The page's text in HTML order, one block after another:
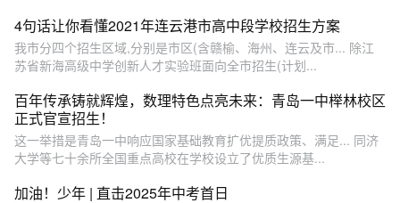
4句话让你看懂2021年连云港市高中段学校招生方案
我市分四个招生区域,分别是市区(含赣榆、海州、连云及市... 除江
苏省新海高级中学创新人才实验班面向全市招生(计划...
​百年传承铸就辉煌，数理特色点亮未来：青岛一中榉林校区
正式官宣招生！
这一举措是青岛一中响应国家基础教育扩优提质政策、满足... 同济
大学等七十余所全国重点高校在学校设立了优质生源基...
加油！少年 | 直击2025年中考首日